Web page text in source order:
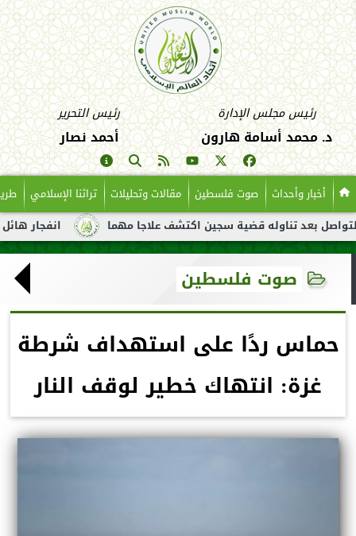
رئيس مجلس الإدارة
د. محمد أسامة هارون
رئيس التحرير
أحمد نصار
أخبار وأحداث صوت فلسطين مقالات وتحليلات تراثنا الإسلامي
انفجار هائل لناقلة تناوله قضية سجين اكتشف علاجا مهما
صوت فلسطين
حماس ردًا على استهداف شرطة
غزة: انتهاك خطير لوقف النار